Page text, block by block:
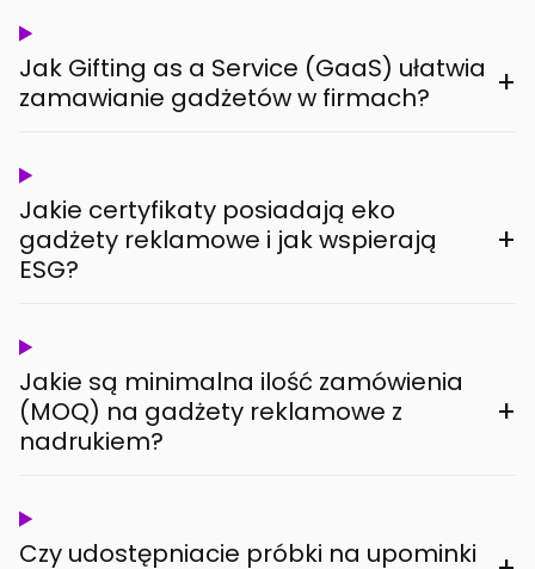
Jak Gifting as a Service (GaaS) ułatwia
zamawianie gadżetów w firmach?
+
Jakie certyfikaty posiadają eko
gadżety reklamowe i jak wspierają
ESG?
+
Jakie są minimalna ilość zamówienia
(MOQ) na gadżety reklamowe z
nadrukiem?
+
Czy udostępniacie próbki na upominki